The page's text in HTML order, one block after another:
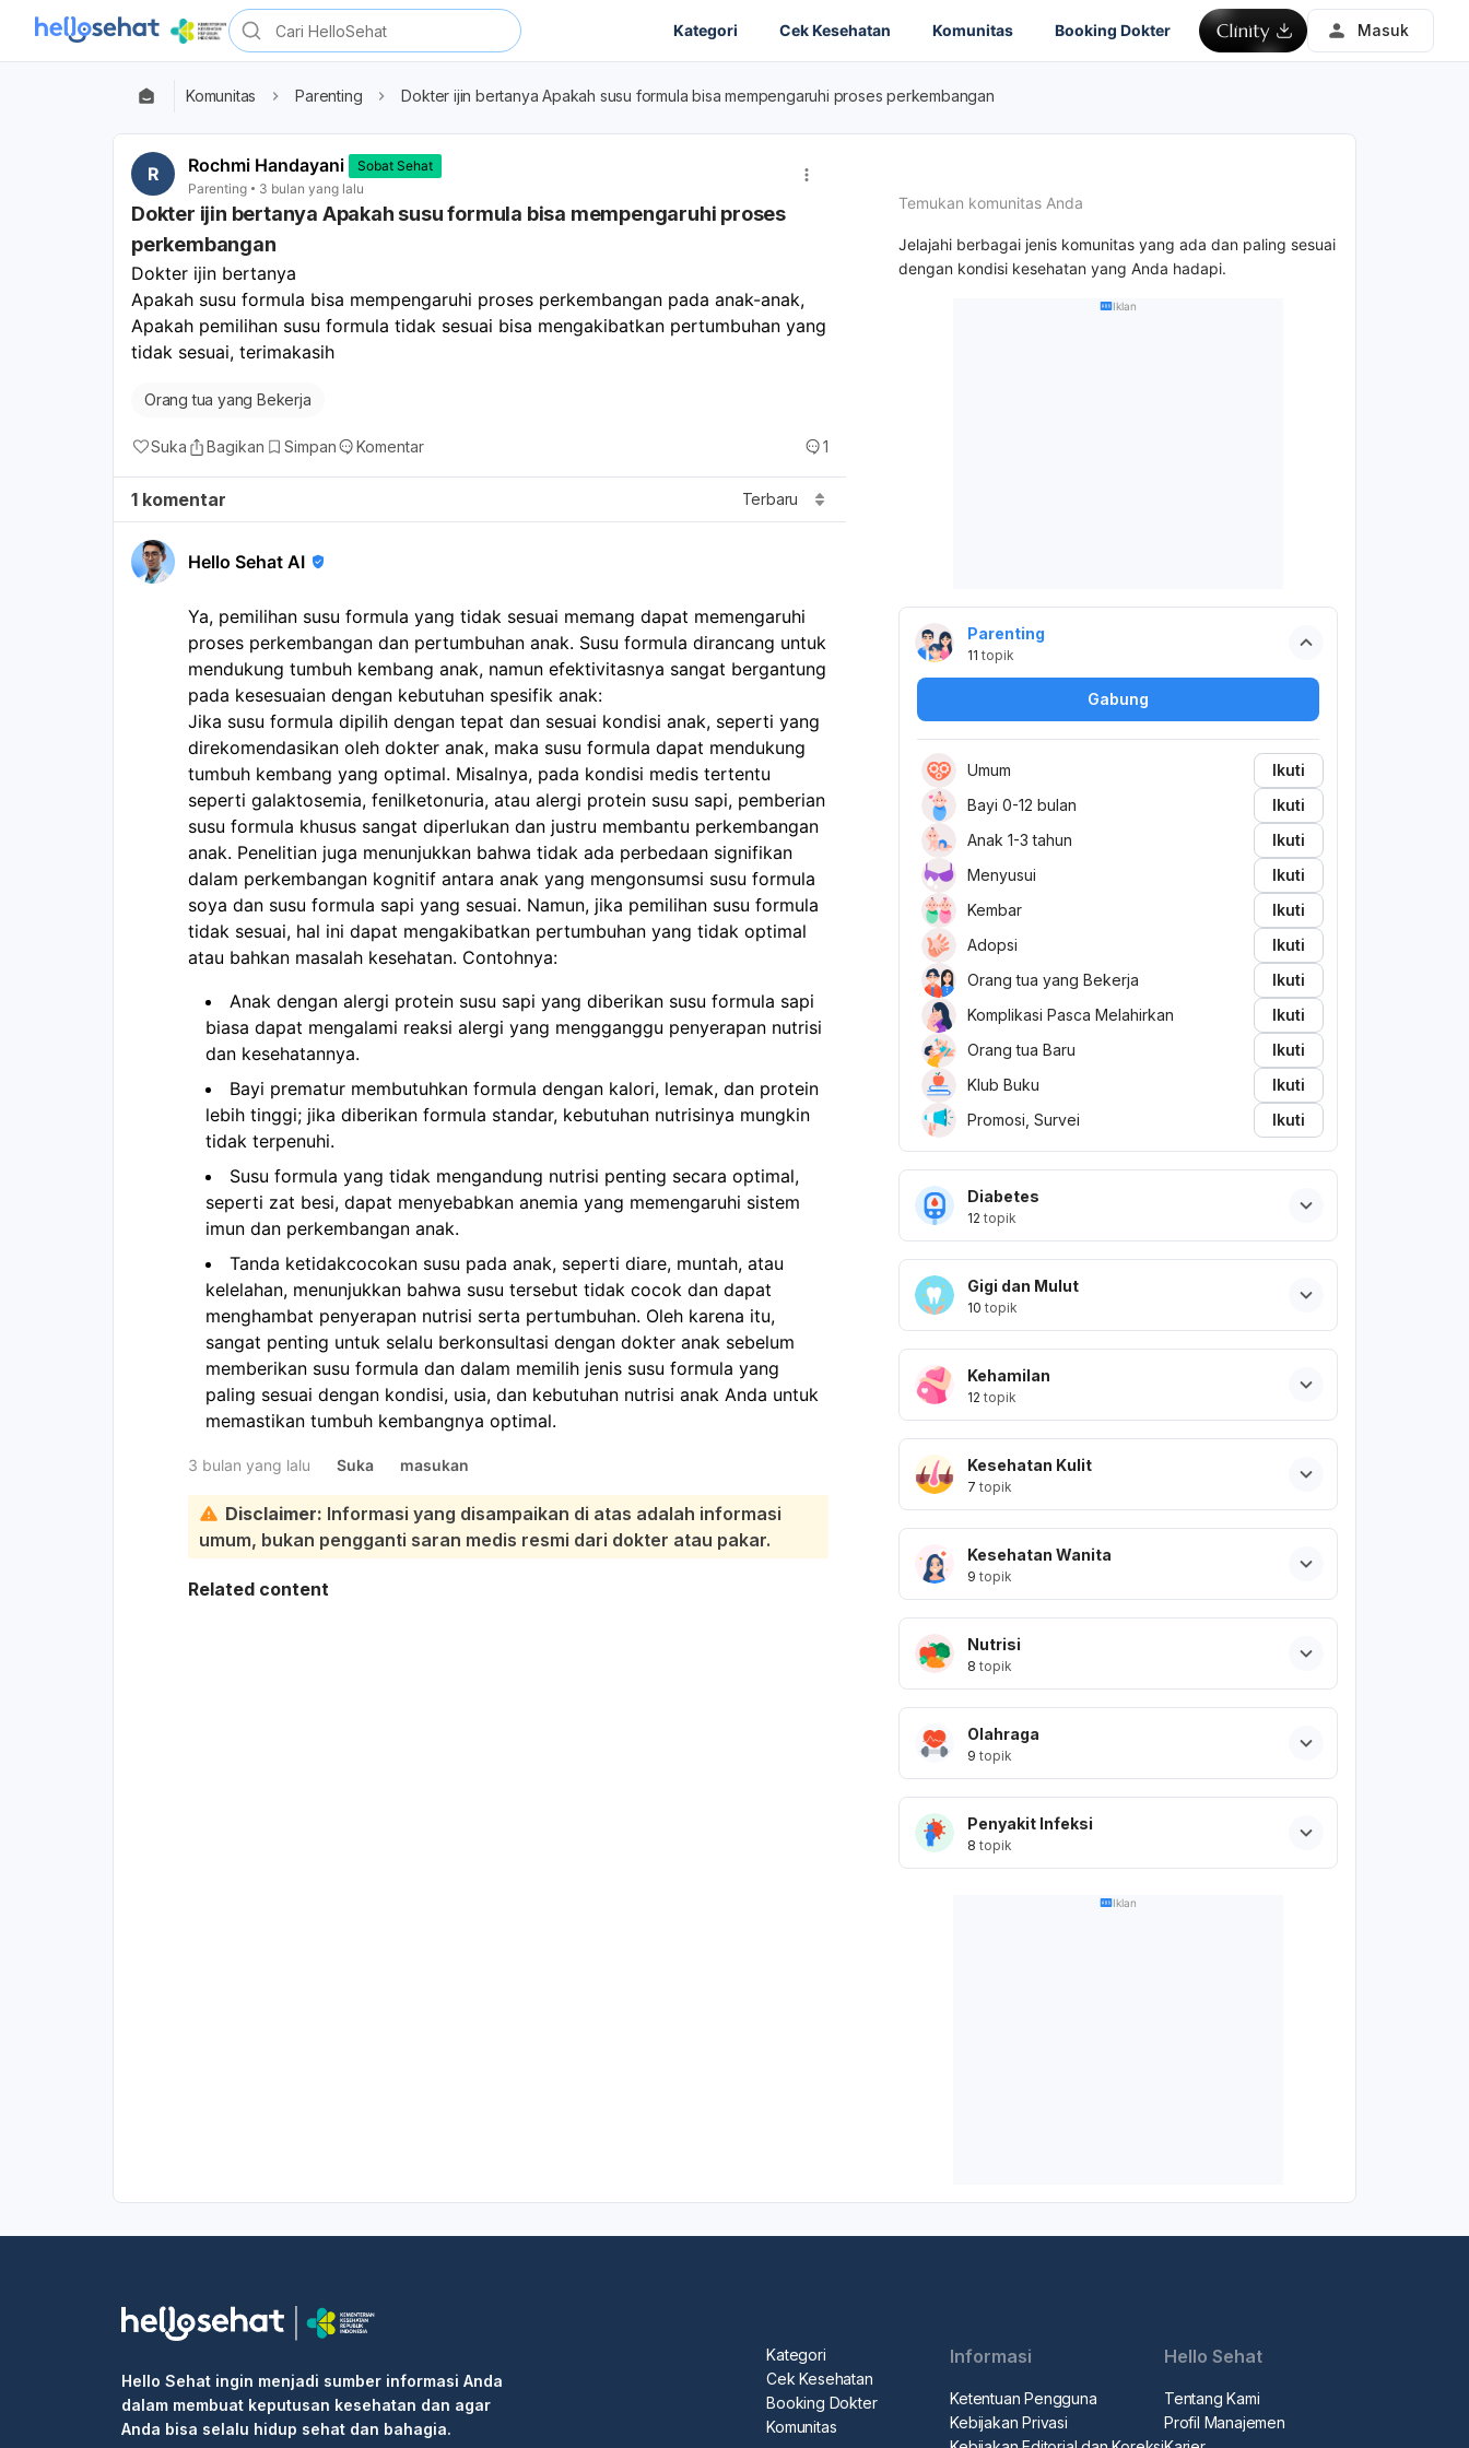
Kategori Cek Kesehatan Komunitas Booking Dokter Masuk
Komunitas Parenting Dokter ijin bertanya Apakah susu formula bisa mempengaruhi proses perkembangan
R Rochmi Handayani
Sobat Sehat
Parenting
3 bulan yang lalu
Dokter ijin bertanya Apakah susu formula bisa mempengaruhi proses
perkembangan
Dokter ijin bertanya
Apakah susu formula bisa mempengaruhi proses perkembangan pada anak-anak,
Apakah pemilihan susu formula tidak sesuai bisa mengakibatkan pertumbuhan yang
tidak sesuai, terimakasih
Orang tua yang Bekerja
Suka Bagikan Simpan Komentar 1
1 komentar Terbaru
Hello Sehat AI
Ya, pemilihan susu formula yang tidak sesuai memang dapat memengaruhi
proses perkembangan dan pertumbuhan anak. Susu formula dirancang untuk
mendukung tumbuh kembang anak, namun efektivitasnya sangat bergantung
pada kesesuaian dengan kebutuhan spesifik anak:
Jika susu formula dipilih dengan tepat dan sesuai kondisi anak, seperti yang
direkomendasikan oleh dokter anak, maka susu formula dapat mendukung
tumbuh kembang yang optimal. Misalnya, pada kondisi medis tertentu
seperti galaktosemia, fenilketonuria, atau alergi protein susu sapi, pemberian
susu formula khusus sangat diperlukan dan justru membantu perkembangan
anak. Penelitian juga menunjukkan bahwa tidak ada perbedaan signifikan
dalam perkembangan kognitif antara anak yang mengonsumsi susu formula
soya dan susu formula sapi yang sesuai. Namun, jika pemilihan susu formula
tidak sesuai, hal ini dapat mengakibatkan pertumbuhan yang tidak optimal
atau bahkan masalah kesehatan. Contohnya:
Anak dengan alergi protein susu sapi yang diberikan susu formula sapi
biasa dapat mengalami reaksi alergi yang mengganggu penyerapan nutrisi
dan kesehatannya.
Bayi prematur membutuhkan formula dengan kalori, lemak, dan protein
lebih tinggi; jika diberikan formula standar, kebutuhan nutrisinya mungkin
tidak terpenuhi.
Susu formula yang tidak mengandung nutrisi penting secara optimal,
seperti zat besi, dapat menyebabkan anemia yang memengaruhi sistem
imun dan perkembangan anak.
Tanda ketidakcocokan susu pada anak, seperti diare, muntah, atau
kelelahan, menunjukkan bahwa susu tersebut tidak cocok dan dapat
menghambat penyerapan nutrisi serta pertumbuhan. Oleh karena itu,
sangat penting untuk selalu berkonsultasi dengan dokter anak sebelum
memberikan susu formula dan dalam memilih jenis susu formula yang
paling sesuai dengan kondisi, usia, dan kebutuhan nutrisi anak Anda untuk
memastikan tumbuh kembangnya optimal.
3 bulan yang lalu Suka masukan
Disclaimer: Informasi yang disampaikan di atas adalah informasi
umum, bukan pengganti saran medis resmi dari dokter atau pakar.
Related content
Temukan komunitas Anda
Jelajahi berbagai jenis komunitas yang ada dan paling sesuai
dengan kondisi kesehatan yang Anda hadapi.
Iklan
Parenting
11 topik
Gabung
Umum
Ikuti
Bayi 0-12 bulan
Ikuti
Anak 1-3 tahun
Ikuti
Menyusui
Ikuti
Kembar
Ikuti
Adopsi
Ikuti
Orang tua yang Bekerja
Ikuti
Komplikasi Pasca Melahirkan
Ikuti
Orang tua Baru
Ikuti
Klub Buku
Ikuti
Promosi, Survei
Ikuti
Diabetes
12 topik
Gigi dan Mulut
10 topik
Kehamilan
12 topik
Kesehatan Kulit
7 topik
Kesehatan Wanita
9 topik
Nutrisi
8 topik
Olahraga
9 topik
Penyakit Infeksi
8 topik
Iklan
Hello Sehat ingin menjadi sumber informasi Anda
dalam membuat keputusan kesehatan dan agar
Anda bisa selalu hidup sehat dan bahagia.
Kategori
Cek Kesehatan
Booking Dokter
Komunitas
Informasi
Ketentuan Pengguna
Kebijakan Privasi
Hello Sehat
Tentang Kami
Profil Manajemen